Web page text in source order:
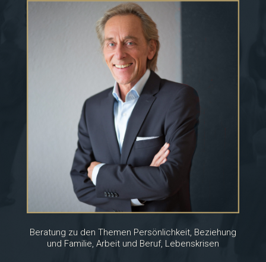
Beratung zu den Themen Persönlichkeit, Beziehung
und Familie, Arbeit und Beruf, Lebenskrisen